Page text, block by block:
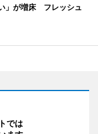
」が増床 フレッシュ
では